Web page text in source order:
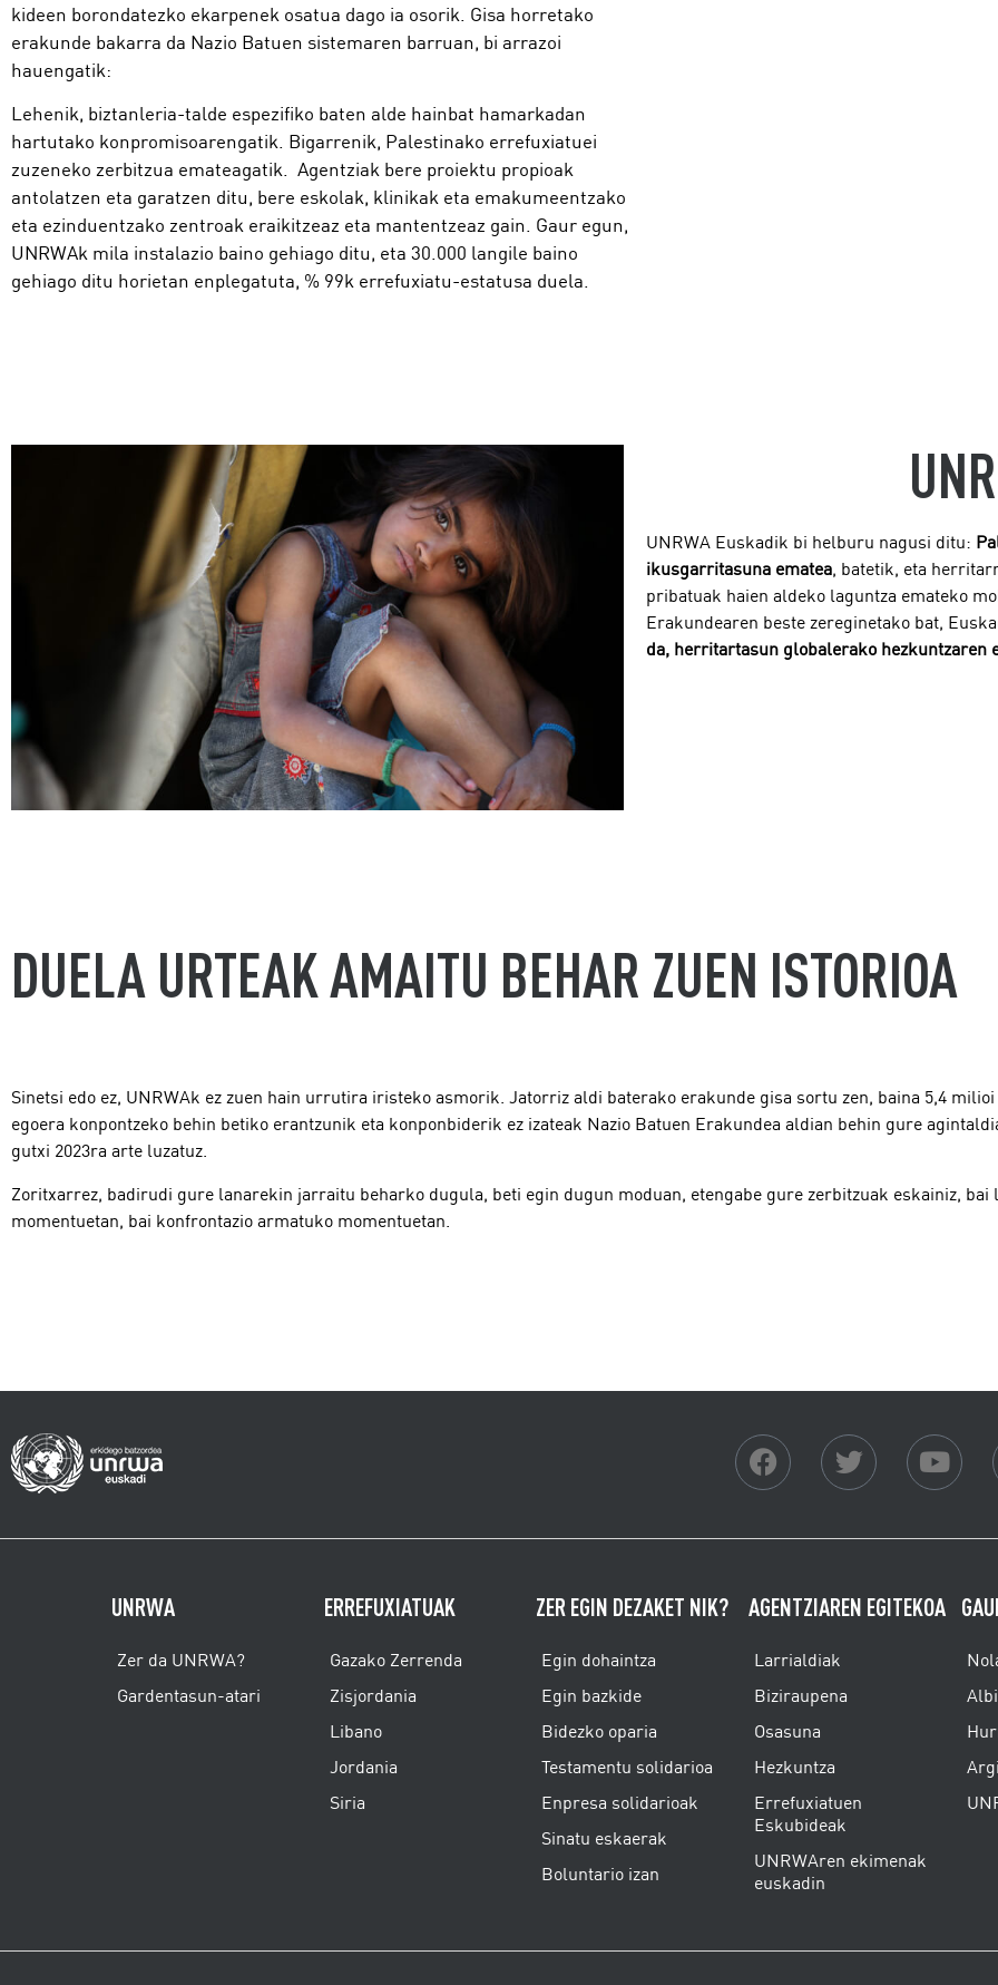
kideen borondatezko ekarpenek osatua dago ia osorik. Gisa horretako
erakunde bakarra da Nazio Batuen sistemaren barruan, bi arrazoi
hauengatik:
Lehenik, biztanleria-talde espezifiko baten alde hainbat hamarkadan
hartutako konpromisoarengatik. Bigarrenik, Palestinako errefuxiatuei
zuzeneko zerbitzua emateagatik. Agentziak bere proiektu propioak
antolatzen eta garatzen ditu, bere eskolak, klinikak eta emakumeentzako
eta ezinduentzako zentroak eraikitzeaz eta mantentzeaz gain. Gaur egun,
UNRWAk mila instalazio baino gehiago ditu, eta 30.000 langile baino
gehiago ditu horietan enplegatuta, % 99k errefuxiatu-estatusa duela.
UNRWA Euskadik bi helburu nagusi ditu:
ikusgarritasuna ematea, batetik, eta
pribatuak haien aldeko laguntza emateko
Erakundearen beste zereginetako bat,
da, herritartasun globalerako hezkuntzaren
DUELA URTEAK AMAITU BEHAR ZUEN ISTORIOA
Sinetsi edo ez, UNRWAk ez zuen hain urrutira iristeko asmorik. Jatorriz aldi baterako erakunde gisa sortu zen, baina 5,4
egoera konpontzeko behin betiko erantzunik eta konponbiderik ez izateak Nazio Batuen Erakundea aldian behin gure
gutxi 2023ra arte luzatuz.
Zoritxarrez, badirudi gure lanarekin jarraitu beharko dugula, beti egin dugun moduan, etengabe gure zerbitzuak eskainiz, bai
momentuetan, bai konfrontazio armatuko momentuetan.
UNRWA
Zer da UNRWA?
Gardentasun-atari
ERREFUXIATUAK
Gazako Zerrenda
Zisjordania
Libano
Jordania
Siria
ZER EGIN DEZAKET NIK?
Egin dohaintza
Egin bazkide
Bidezko oparia
Testamentu solidarioa
Enpresa solidarioak
Sinatu eskaerak
Boluntario izan
AGENTZIAREN EGITEKOA
Larrialdiak
Biziraupena
Osasuna
Hezkuntza
Errefuxiatuen
Eskubideak
UNRWAren ekimenak
euskadin